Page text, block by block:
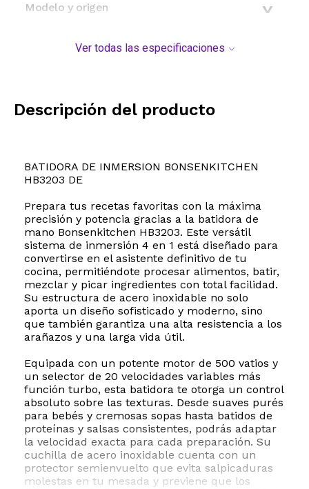
Modelo y origen
Ver todas las especificaciones
Descripción del producto
BATIDORA DE INMERSION BONSENKITCHEN
HB3203 DE
Prepara tus recetas favoritas con la máxima
precisión y potencia gracias a la batidora de
mano Bonsenkitchen HB3203. Este versátil
sistema de inmersión 4 en 1 está diseñado para
convertirse en el asistente definitivo de tu
cocina, permitiéndote procesar alimentos, batir,
mezclar y picar ingredientes con total facilidad.
Su estructura de acero inoxidable no solo
aporta un diseño sofisticado y moderno, sino
que también garantiza una alta resistencia a los
arañazos y una larga vida útil.
Equipada con un potente motor de 500 vatios y
un selector de 20 velocidades variables más
función turbo, esta batidora te otorga un control
absoluto sobre las texturas. Desde suaves purés
para bebés y cremosas sopas hasta batidos de
proteínas y salsas consistentes, podrás adaptar
la velocidad exacta para cada preparación. Su
cuchilla de acero inoxidable cuenta con un
protector semienvuelto que evita salpicaduras
molestas en tu mesada y previene que los